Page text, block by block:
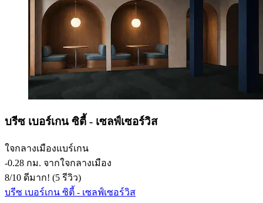
บรีซ เบอร์เกน ซิตี้ - เซลฟ์เซอร์วิส
ใจกลางเมืองแบร์เกน
‐0.28 กม. จากใจกลางเมือง
8/10 ดีมาก! (5 รีวิว)
บรีซ เบอร์เกน ซิตี้ - เซลฟ์เซอร์วิส